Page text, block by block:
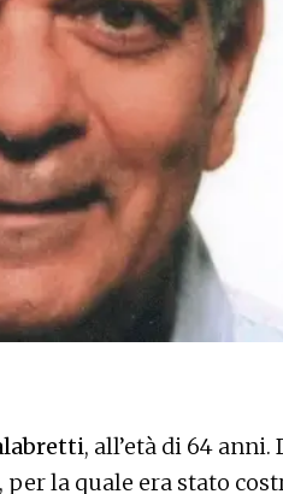
, all’età di 64 anni.
la quale era stato